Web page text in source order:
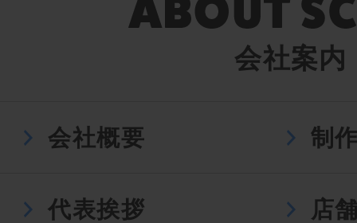
会社案内
会社概要 制
代表挨拶 店